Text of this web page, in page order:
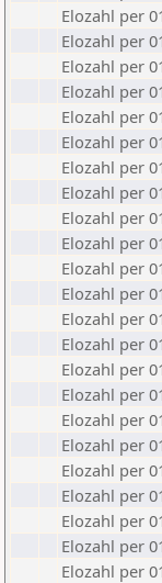
Elozahl per
Elozahl per
Elozahl per
Elozahl per
Elozahl per
Elozahl per
Elozahl per
Elozahl per
Elozahl per
Elozahl per
Elozahl per
Elozahl per
Elozahl per
Elozahl per
Elozahl per
Elozahl per
Elozahl per
Elozahl per
Elozahl per
Elozahl per
Elozahl per
Elozahl per
Elozahl per